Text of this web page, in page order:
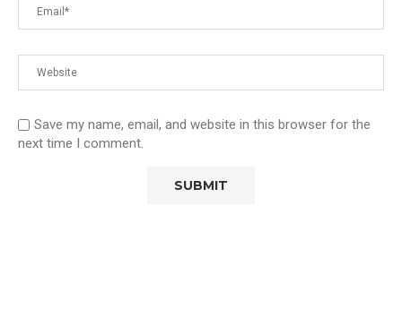
Save my name, email, and website in this browser for the
next time I comment.